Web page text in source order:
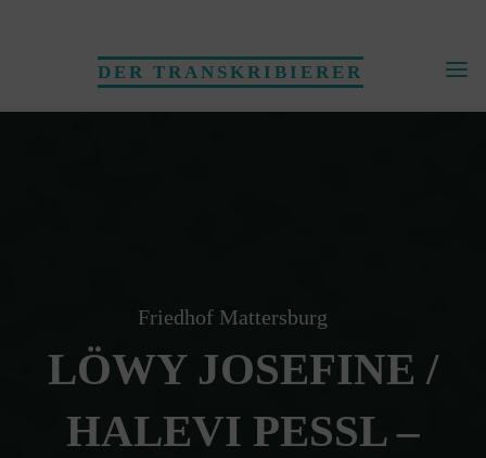
DER TRANSKRIBIERER
Friedhof Mattersburg
LÖWY JOSEFINE /
HALEVI PESSL –